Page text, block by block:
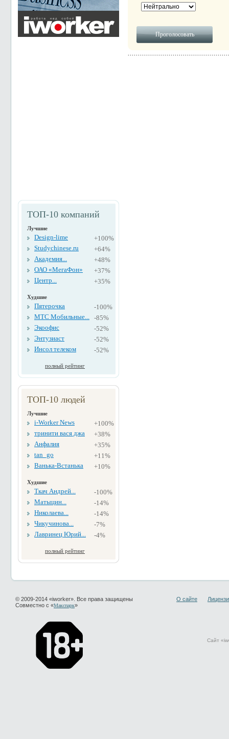
ТОП-10 компаний
Лучшие
Design-lime
+100%
Studychinese.ru
+64%
Академия...
+48%
ОАО «МегаФон»
+37%
Центр...
+35%
Худшие
Пятерочка
-100%
МТС Мобильные... -85%
Экоофис
-52%
Энтузиаст
-52%
Инсол телеком
-52%
полный рейтинг
ТОП-10 людей
Лучшие
i-Worker News
+100%
тринити вася джа
+38%
Анфалия
+35%
tan_go
+11%
Ванька-Встанька
+10%
Худшие
Ткач Андрей...
-100%
Матыцин...
-14%
Николаева...
-14%
Чикучинова...
-7%
Лавринец Юрий...
-4%
полный рейтинг
© 2009-2014 «iworker». Все права защищены
Совместно с «Макспарк»
О сайте
Сайт